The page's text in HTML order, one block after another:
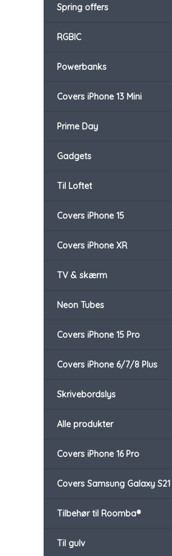
Spring offers
RGBIC
Powerbanks
Covers iPhone 13 Mini
Prime Day
Gadgets
Til Loftet
Covers iPhone 15
Covers iPhone XR
TV & skærm
Neon Tubes
Covers iPhone 15 Pro
Covers iPhone 6/7/8 Plus
Skrivebordslys
Alle produkter
Covers iPhone 16 Pro
Covers Samsung Galaxy S21
Tilbehør til Roomba®
Til gulv